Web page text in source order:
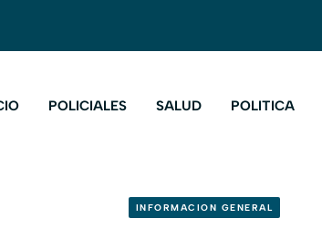
POLICIALES SALUD POLITICA
INFORMACION GENERAL